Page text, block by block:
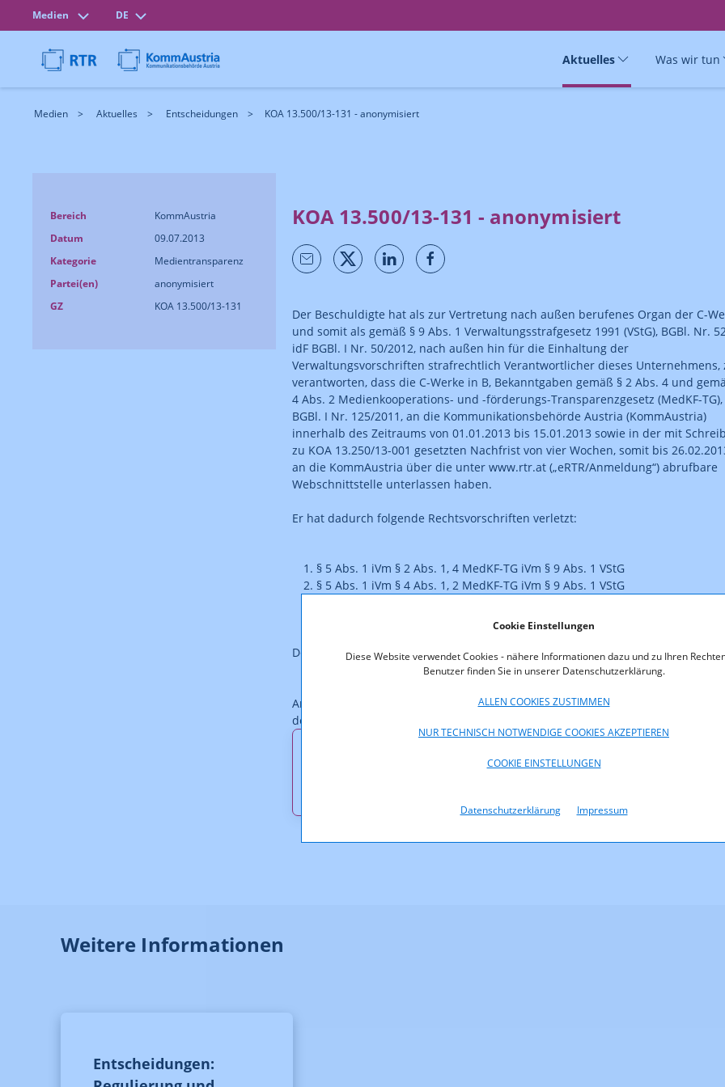
Cookie Einstellungen
Diese Website verwendet Cookies - nähere Informationen dazu und zu Ihren
Benutzer finden Sie in unserer Datenschutzerklärung.
ALLEN COOKIES ZUSTIMMEN
NUR TECHNISCH NOTWENDIGE COOKIES AKZEPTIEREN
COOKIE EINSTELLUNGEN
Datenschutzerklärung Impressum
Medien DE
Aktuelles Was wir tun
Medien Aktuelles Entscheidungen KOA 13.500/13-131 - anonymisiert
Bereich
KommAustria
Datum
09.07.2013
Kategorie
Medientransparenz
Partei(en)
anonymisiert
GZ
KOA 13.500/13-131
KOA 13.500/13-131 - anonymisiert
Der Beschuldigte hat als zur Vertretung nach außen berufenes Organ der C-
und somit als gemäß § 9 Abs. 1 Verwaltungsstrafgesetz 1991 (VStG), BGBl. Nr.
idF BGBl. I Nr. 50/2012, nach außen hin für die Einhaltung der
Verwaltungsvorschriften strafrechtlich Verantwortlicher dieses Unternehmens,
verantworten, dass die C-Werke in B, Bekanntgaben gemäß § 2 Abs. 4 und
4 Abs. 2 Medienkooperations- und -förderungs-Transparenzgesetz (MedKF-TG),
BGBl. I Nr. 125/2011, an die Kommunikationsbehörde Austria (KommAustria)
innerhalb des Zeitraums von 01.01.2013 bis 15.01.2013 sowie in der mit
zu KOA 13.250/13-001 gesetzten Nachfrist von vier Wochen, somit bis
an die KommAustria über die unter www.rtr.at („eRTR/Anmeldung“) abrufbare
Webschnittstelle unterlassen haben.
Er hat dadurch folgende Rechtsvorschriften verletzt:
§ 5 Abs. 1 iVm § 2 Abs. 1, 4 MedKF-TG iVm § 9 Abs. 1 VStG
§ 5 Abs. 1 iVm § 4 Abs. 1, 2 MedKF-TG iVm § 9 Abs. 1 VStG
Der Bescheid ist rechtskräftig.
Anmerkung: Das Format des veröffentlichten Straferkenntnisses entspricht nicht
dem Original.
Weitere Informationen
Entscheidungen: